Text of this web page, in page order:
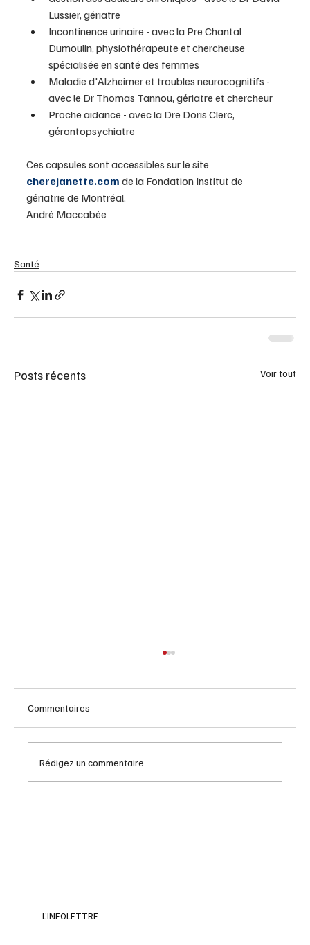
Lussier, gériatre
Incontinence urinaire - avec la Pre Chantal
Dumoulin, physiothérapeute et chercheuse
spécialisée en santé des femmes
Maladie d'Alzheimer et troubles neurocognitifs -
avec le Dr Thomas Tannou, gériatre et chercheur
Proche aidance - avec la Dre Doris Clerc,
gérontopsychiatre
Ces capsules sont accessibles sur le site
cherejanette.com de la Fondation Institut de
gériatrie de Montréal.
André Maccabée
Santé
Posts récents Voir tout
Commentaires
Rédigez un commentaire...
L’INFOLETTRE